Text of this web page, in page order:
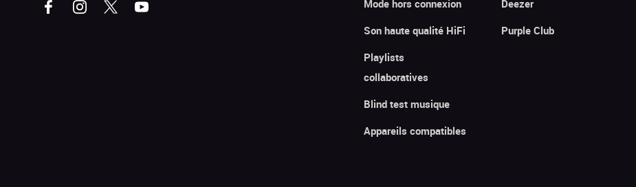
Mode hors connexion
Son haute qualité HiFi
Playlists
collaboratives
Blind test musique
Appareils compatibles
Deezer
Purple Club